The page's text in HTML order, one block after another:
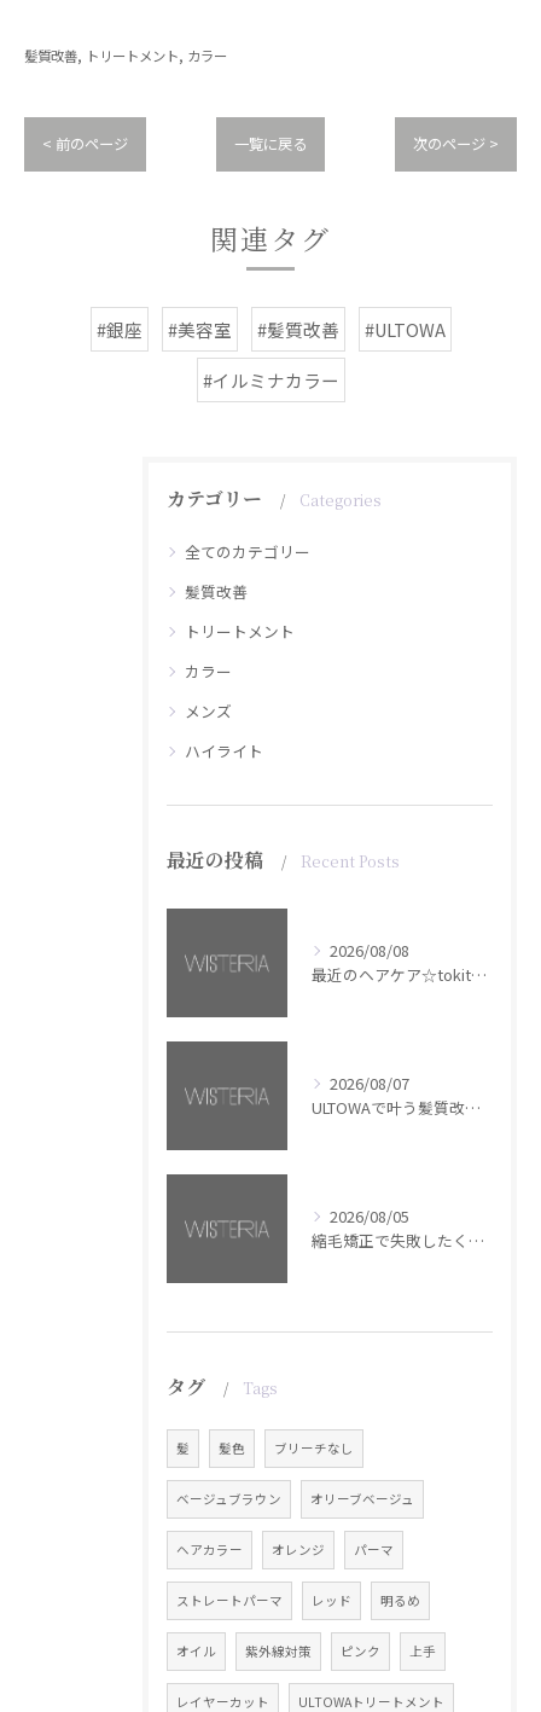
髪質改善 トリートメント カラー
< 前のページ 一覧に戻る 次のページ >
関連タグ
#銀座 #美容室 #髪質改善
#ULTOWA
#イルミナカラー
カテゴリー Categories
全てのカテゴリー
髪質改善
トリートメント
カラー
メンズ
ハイライト
最近の投稿 Recent Posts
2026/08/08
最近のヘアケア☆tokita【銀座・美容室WISTERIA】
2026/08/07
ULTOWAで叶う髪質改善美髪カラー【銀座・美容室WISTERIA】
2026/08/05
縮毛矯正で失敗したくない方へ【銀座・美容室WISTERIA】
タグ Tags
髪 髪色 ブリーチなし
ベージュブラウン オリーブベージュ
ヘアカラー オレンジ パーマ
ストレートパーマ レッド 明るめ
オイル 紫外線対策 ピンク 上手
レイヤーカット ULTOWAトリートメント